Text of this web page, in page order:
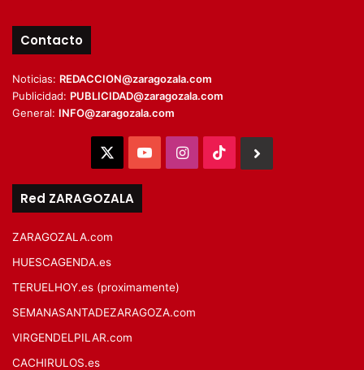
Contacto
Noticias: REDACCION@zaragozala.com
Publicidad: PUBLICIDAD@zaragozala.com
General: INFO@zaragozala.com
YouTubeInstagram
TikTok
Red ZARAGOZALA
ZARAGOZALA.com
HUESCAGENDA.es
TERUELHOY.es (proximamente)
SEMANASANTADEZARAGOZA.com
VIRGENDELPILAR.com
CACHIRULOS.es